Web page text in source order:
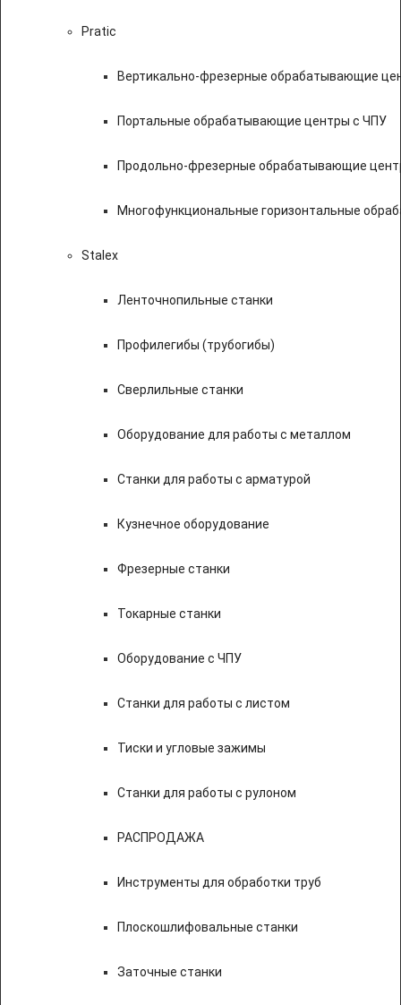
Pratic
Вертикально-фрезерные обрабатывающие
Портальные обрабатывающие центры с ЧПУ
Продольно-фрезерные обрабатывающие
Многофункциональные горизонтальные
Stalex
Ленточнопильные станки
Профилегибы (трубогибы)
Сверлильные станки
Оборудование для работы с металлом
Станки для работы с арматурой
Кузнечное оборудование
Фрезерные станки
Токарные станки
Оборудование с ЧПУ
Станки для работы с листом
Тиски и угловые зажимы
Станки для работы с рулоном
РАСПРОДАЖА
Инструменты для обработки труб
Плоскошлифовальные станки
Заточные станки